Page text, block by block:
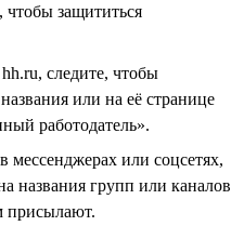
защититься
следите, чтобы
или на её странице
работодатель».
мессенджерах или соцсетях,
названия групп или каналов
присылают.